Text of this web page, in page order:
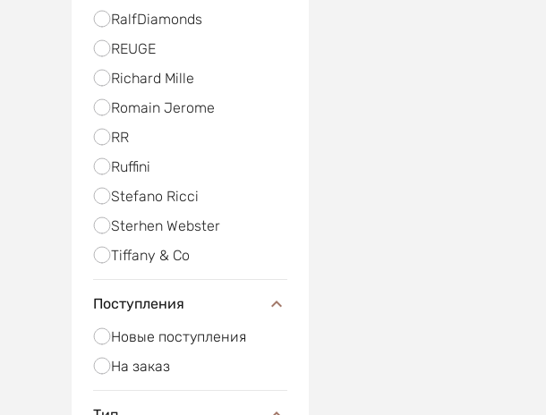
RalfDiamonds
REUGE
Richard Mille
Romain Jerome
RR
Ruffini
Stefano Ricci
Sterhen Webster
Tiffany & Co
Поступления
Новые поступления
На заказ